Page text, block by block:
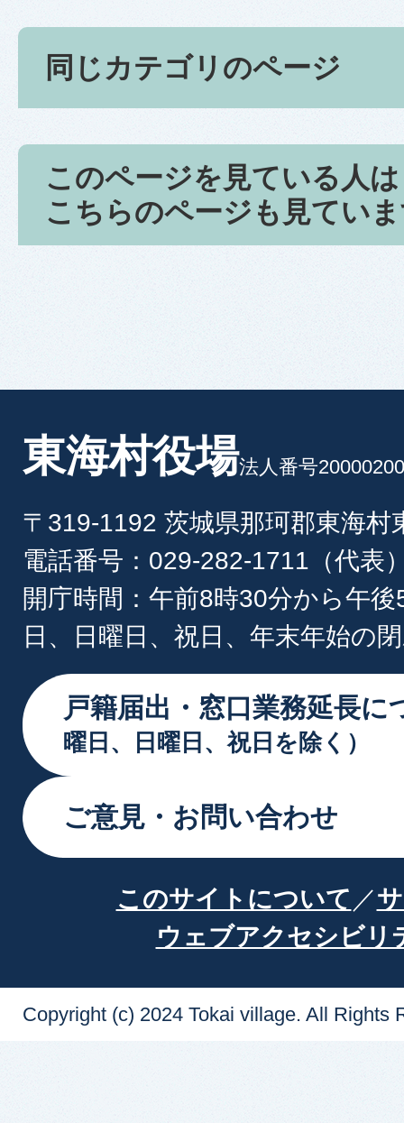
同じカテゴリのページ
このページを見ている人は
こちらのページも見てい
東海村役場法人番号
〒319-1192 茨城県那珂郡東海村
電話番号：029-282-1711（代表
開庁時間：午前8時30分から午
日、日曜日、祝日、年末年始の
戸籍届出・窓口業務延長に
曜日、日曜日、祝日を除く）
ご意見・お問い合わせ
このサイトについて
ウェブアクセシビリ
Copyright (c) 2024 Tokai village. All Rights